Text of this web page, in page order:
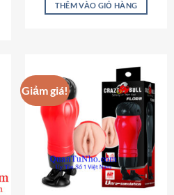
5 sao 995,000 ₫.
THÊM VÀO GIỎ HÀNG
Giảm giá!